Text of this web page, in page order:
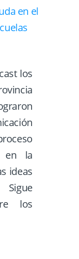
los
en la
ideas
los